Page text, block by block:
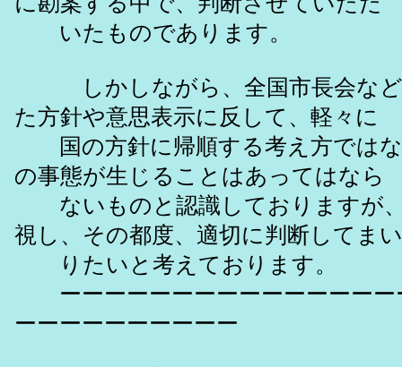
いたものであります。
しかしながら、全国市長会など
た方針や意思表示に反して、軽々に
国の方針に帰順する考え方ではな
の事態が生じることはあってはなら
ないものと認識しておりますが
視し、その都度、適切に判断してまい
りたいと考えております。
ーーーーーーーーーーーーーーー
ーーーーーーーーーー